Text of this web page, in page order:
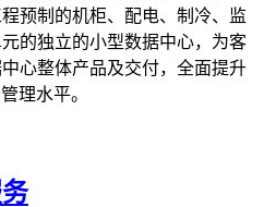
预制的机柜、配电、制冷、监
的独立的小型数据中心，为客
心整体产品及交付，全面提升
理水平。